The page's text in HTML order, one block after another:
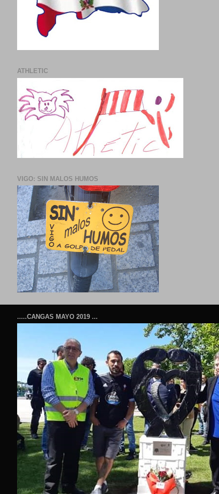
ATHLETIC
VIGO: SIN MALOS HUMOS
.....CANGAS MAYO 2019 ...